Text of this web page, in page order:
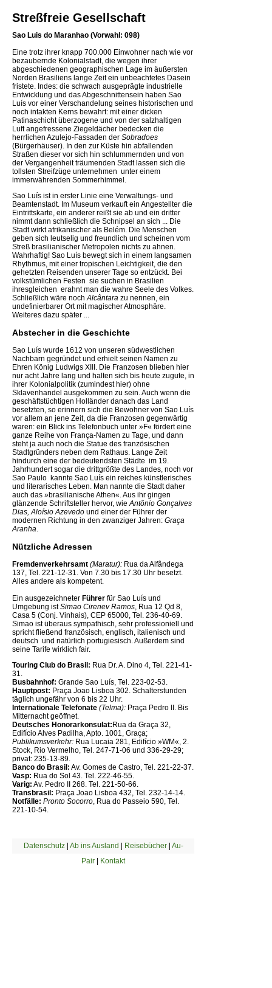
Streßfreie Gesellschaft
Sao Luis do Maranhao (Vorwahl: 098)
Eine trotz ihrer knapp 700.000 Einwohner nach wie vor
bezaubernde Kolonialstadt, die wegen ihrer
abgeschiedenen geographischen Lage im äußersten
Norden Brasiliens lange Zeit ein unbeachtetes Dasein
fristete. Indes: die schwach ausgeprägte industrielle
Entwicklung und das Abgeschnittensein haben Sao
Luís vor einer Verschandelung seines historischen und
noch intakten Kerns bewahrt: mit einer dicken
Patinaschicht überzogene und von der salzhaltigen
Luft angefressene Ziegeldächer bedecken die
herrlichen Azulejo-Fassaden der Sobradoes
(Bürgerhäuser). In den zur Küste hin abfallenden
Straßen dieser vor sich hin schlummernden und von
der Vergangenheit träumenden Stadt lassen sich die
tollsten Streifzüge unternehmen  unter einem
immerwährenden Sommerhimmel.
Sao Luís ist in erster Linie eine Verwaltungs- und
Beamtenstadt. Im Museum verkauft ein Angestellter die
Eintrittskarte, ein anderer reißt sie ab und ein dritter
nimmt dann schließlich die Schnipsel an sich ... Die
Stadt wirkt afrikanischer als Belém. Die Menschen
geben sich leutselig und freundlich und scheinen vom
Streß brasilianischer Metropolen nichts zu ahnen.
Wahrhaftig! Sao Luís bewegt sich in einem langsamen
Rhythmus, mit einer tropischen Leichtigkeit, die den
gehetzten Reisenden unserer Tage so entzückt. Bei
volkstümlichen Festen  sie suchen in Brasilien
ihresgleichen  erahnt man die wahre Seele des Volkes.
Schließlich wäre noch Alcântara zu nennen, ein
undefinierbarer Ort mit magischer Atmosphäre.
Weiteres dazu später ...
Abstecher in die Geschichte
Sao Luís wurde 1612 von unseren südwestlichen
Nachbarn gegründet und erhielt seinen Namen zu
Ehren König Ludwigs XIII. Die Franzosen blieben hier
nur acht Jahre lang und halten sich bis heute zugute, in
ihrer Kolonialpolitik (zumindest hier) ohne
Sklavenhandel ausgekommen zu sein. Auch wenn die
geschäftstüchtigen Holländer danach das Land
besetzten, so erinnern sich die Bewohner von Sao Luís
vor allem an jene Zeit, da die Franzosen gegenwärtig
waren: ein Blick ins Telefonbuch unter »F« fördert eine
ganze Reihe von França-Namen zu Tage, und dann
steht ja auch noch die Statue des französischen
Stadtgründers neben dem Rathaus. Lange Zeit
hindurch eine der bedeutendsten Städte  im 19.
Jahrhundert sogar die drittgrößte des Landes, noch vor
Sao Paulo  kannte Sao Luís ein reiches künstlerisches
und literarisches Leben. Man nannte die Stadt daher
auch das »brasilianische Athen«. Aus ihr gingen
glänzende Schriftsteller hervor, wie Antônio Gonçalves
Dias, Aloísio Azevedo und einer der Führer der
modernen Richtung in den zwanziger Jahren: Graça
Aranha
Nützliche Adressen
Fremdenverkehrsamt (Maratur): Rua da Alfândega
137, Tel. 221-12-31. Von 7.30 bis 17.30 Uhr besetzt.
Alles andere als kompetent.
Ein ausgezeichneter Führer für Sao Luís und
Umgebung istSimao Cirenev Ramos , Rua 12 Qd 8,
Casa 5 (Conj. Vinhais), CEP 65000, Tel. 236-40-69.
Simao ist überaus sympathisch, sehr professioniell und
spricht fließend französisch, englisch, italienisch und
deutsch  und natürlich portugiesisch. Außerdem sind
seine Tarife wirklich fair.
Touring Club do Brasil: Rua Dr. A. Dino 4, Tel. 221-41-
31.
Busbahnhof: Grande Sao Luís, Tel. 223-02-53.
Hauptpost: Praça Joao Lisboa 302. Schalterstunden
täglich ungefähr von 6 bis 22 Uhr.
Internationale Telefonate (Telma): Praça Pedro II. Bis
Mitternacht geöffnet.
Deutsches Honorarkonsulat:Rua da Graça 32,
Edifício Alves Padilha, Apto. 1001, Graça;
Publikumsverkehr: Rua Lucaia 281, Edifício »WM«, 2.
Stock, Rio Vermelho, Tel. 247-71-06 und 336-29-29;
privat: 235-13-89.
Banco do Brasil: Av. Gomes de Castro, Tel. 221-22-37.
Vasp: Rua do Sol 43. Tel. 222-46-55.
Varig: Av. Pedro II 268. Tel. 221-50-66.
Transbrasil: Praça Joao Lisboa 432, Tel. 232-14-14.
Notfälle: Pronto Socorro , Rua do Passeio 590, Tel.
221-10-54.
Datenschutz| Ab ins Ausland | Reisebücher| Au-
Pair | Kontakt